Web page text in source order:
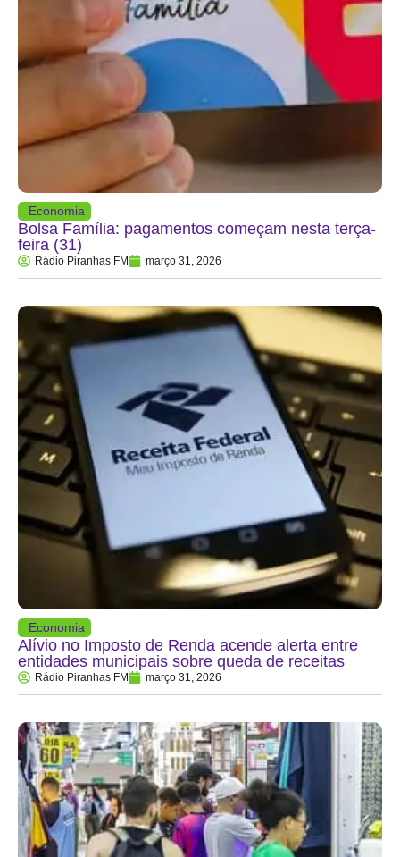
Economia
Bolsa Família: pagamentos começam nesta terça-
feira (31)
Rádio Piranhas FM março 31, 2026
Economia
Alívio no Imposto de Renda acende alerta entre
entidades municipais sobre queda de receitas
Rádio Piranhas FM março 31, 2026